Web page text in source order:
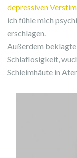
depressiven
ich fühle mich
erschlagen.
Außerdem beklagte
Schlaflosigkeit,
Schleimhäute in